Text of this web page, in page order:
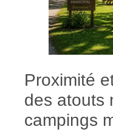
Proximité
des atouts
campings